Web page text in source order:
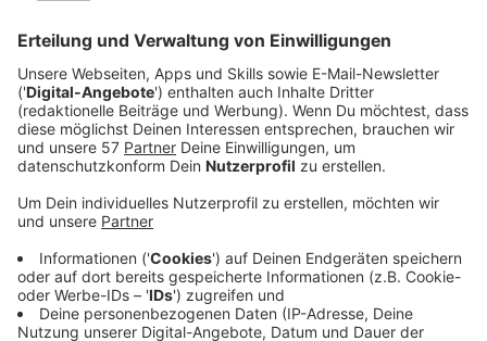
Veröffentlicht:Donnerstag, 23.03.2023 05:17
Anzeige